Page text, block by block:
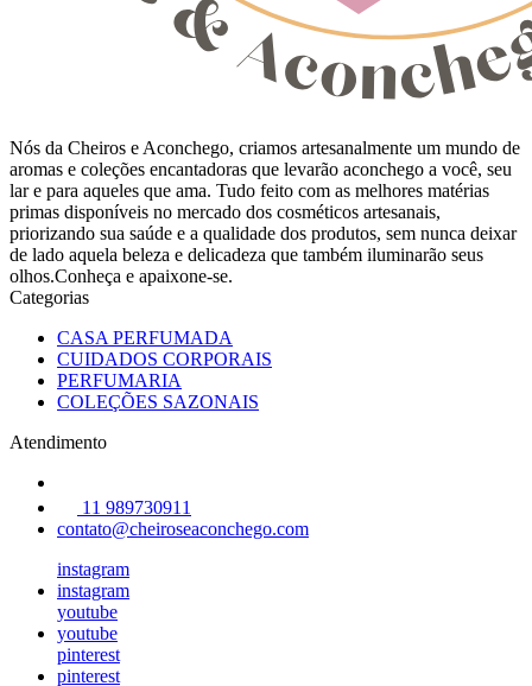
Nós da Cheiros e Aconchego, criamos artesanalmente um mundo de
aromas e coleções encantadoras que levarão aconchego a você, seu
lar e para aqueles que ama. Tudo feito com as melhores matérias
primas disponíveis no mercado dos cosméticos artesanais,
priorizando sua saúde e a qualidade dos produtos, sem nunca deixar
de lado aquela beleza e delicadeza que também iluminarão seus
olhos.Conheça e apaixone-se.
Categorias
CASA PERFUMADA
CUIDADOS CORPORAIS
PERFUMARIA
COLEÇÕES SAZONAIS
Atendimento
11 989730911
contato@cheiroseaconchego.com
instagram
instagram
youtube
youtube
pinterest
pinterest